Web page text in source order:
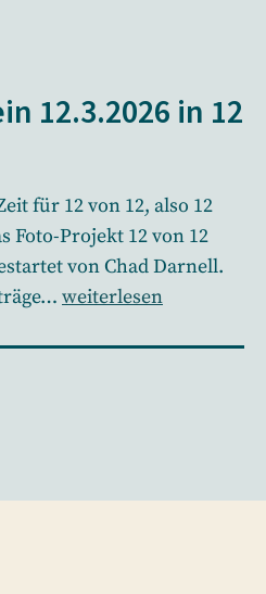
12.3.2026 in 12
für 12 von 12, also 12
Foto-Projekt 12 von 12
von Chad Darnell.
12
12
12
weiterlesen